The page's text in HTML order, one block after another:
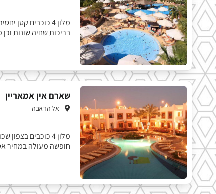
מלון 4 כוכבים
בריכות שחיה שונות
שארם אין אמאריין
אל הדאבה
מלון 4 כוכבים
חופשה מעולה במחיר